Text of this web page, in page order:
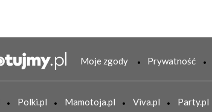
Moje zgody Prywatność
Polki.pl Mamotoja.pl Viva.pl Party.pl